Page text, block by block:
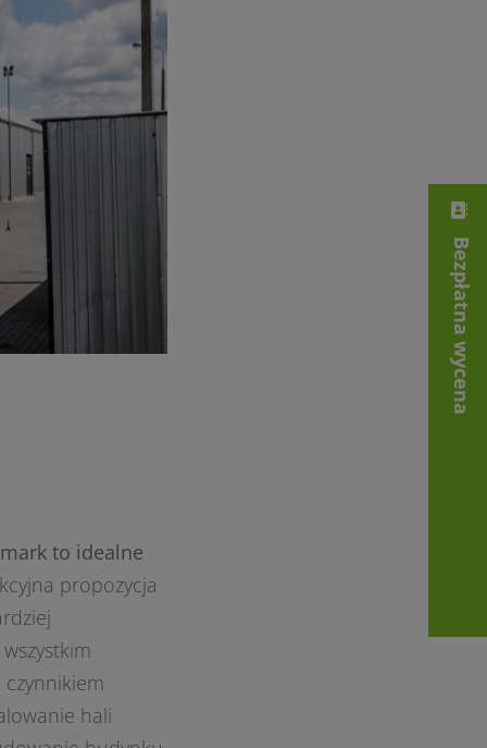
to idealne
propozycja
hali
Bezpłatna wycena